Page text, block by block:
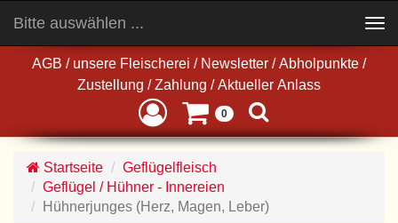
AGB / unsere Fleischerei / Newsletter / Abholpunkte /
Zustellung / Zahlung / Aktueller Anlass
0
Bitte auswählen ...
navigation
Startseite
Geflügelfleisch
Geflügel / Hühner - Innereien
Hühnerjunges (Herz, Magen, Leber)